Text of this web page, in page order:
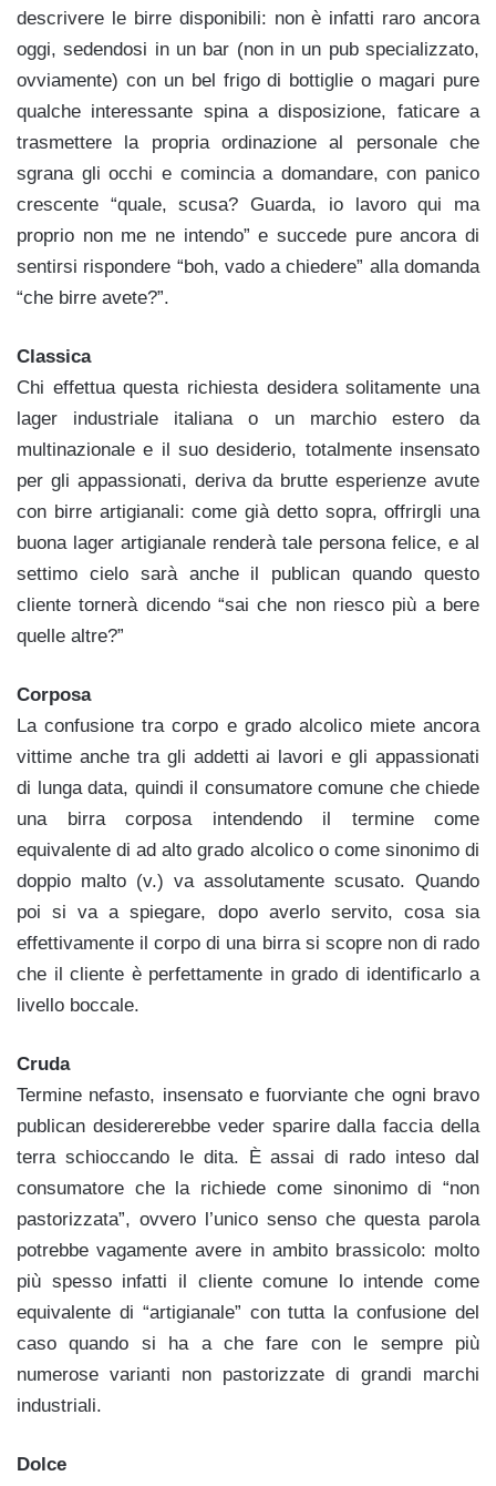
descrivere le birre disponibili: non è infatti raro ancora
oggi, sedendosi in un bar (non in un pub specializzato,
ovviamente) con un bel frigo di bottiglie o magari pure
qualche interessante spina a disposizione, faticare a
trasmettere la propria ordinazione al personale che
sgrana gli occhi e comincia a domandare, con panico
crescente “quale, scusa? Guarda, io lavoro qui ma
proprio non me ne intendo” e succede pure ancora di
sentirsi rispondere “boh, vado a chiedere” alla domanda
“che birre avete?”.
Classica
Chi effettua questa richiesta desidera solitamente una
lager industriale italiana o un marchio estero da
multinazionale e il suo desiderio, totalmente insensato
per gli appassionati, deriva da brutte esperienze avute
con birre artigianali: come già detto sopra, offrirgli una
buona lager artigianale renderà tale persona felice, e al
settimo cielo sarà anche il publican quando questo
cliente tornerà dicendo “sai che non riesco più a bere
quelle altre?”
Corposa
La confusione tra corpo e grado alcolico miete ancora
vittime anche tra gli addetti ai lavori e gli appassionati
di lunga data, quindi il consumatore comune che chiede
una birra corposa intendendo il termine come
equivalente di ad alto grado alcolico o come sinonimo di
doppio malto (v.) va assolutamente scusato. Quando
poi si va a spiegare, dopo averlo servito, cosa sia
effettivamente il corpo di una birra si scopre non di rado
che il cliente è perfettamente in grado di identificarlo a
livello boccale.
Cruda
Termine nefasto, insensato e fuorviante che ogni bravo
publican desidererebbe veder sparire dalla faccia della
terra schioccando le dita. È assai di rado inteso dal
consumatore che la richiede come sinonimo di “non
pastorizzata”, ovvero l’unico senso che questa parola
potrebbe vagamente avere in ambito brassicolo: molto
più spesso infatti il cliente comune lo intende come
equivalente di “artigianale” con tutta la confusione del
caso quando si ha a che fare con le sempre più
numerose varianti non pastorizzate di grandi marchi
industriali.
Dolce